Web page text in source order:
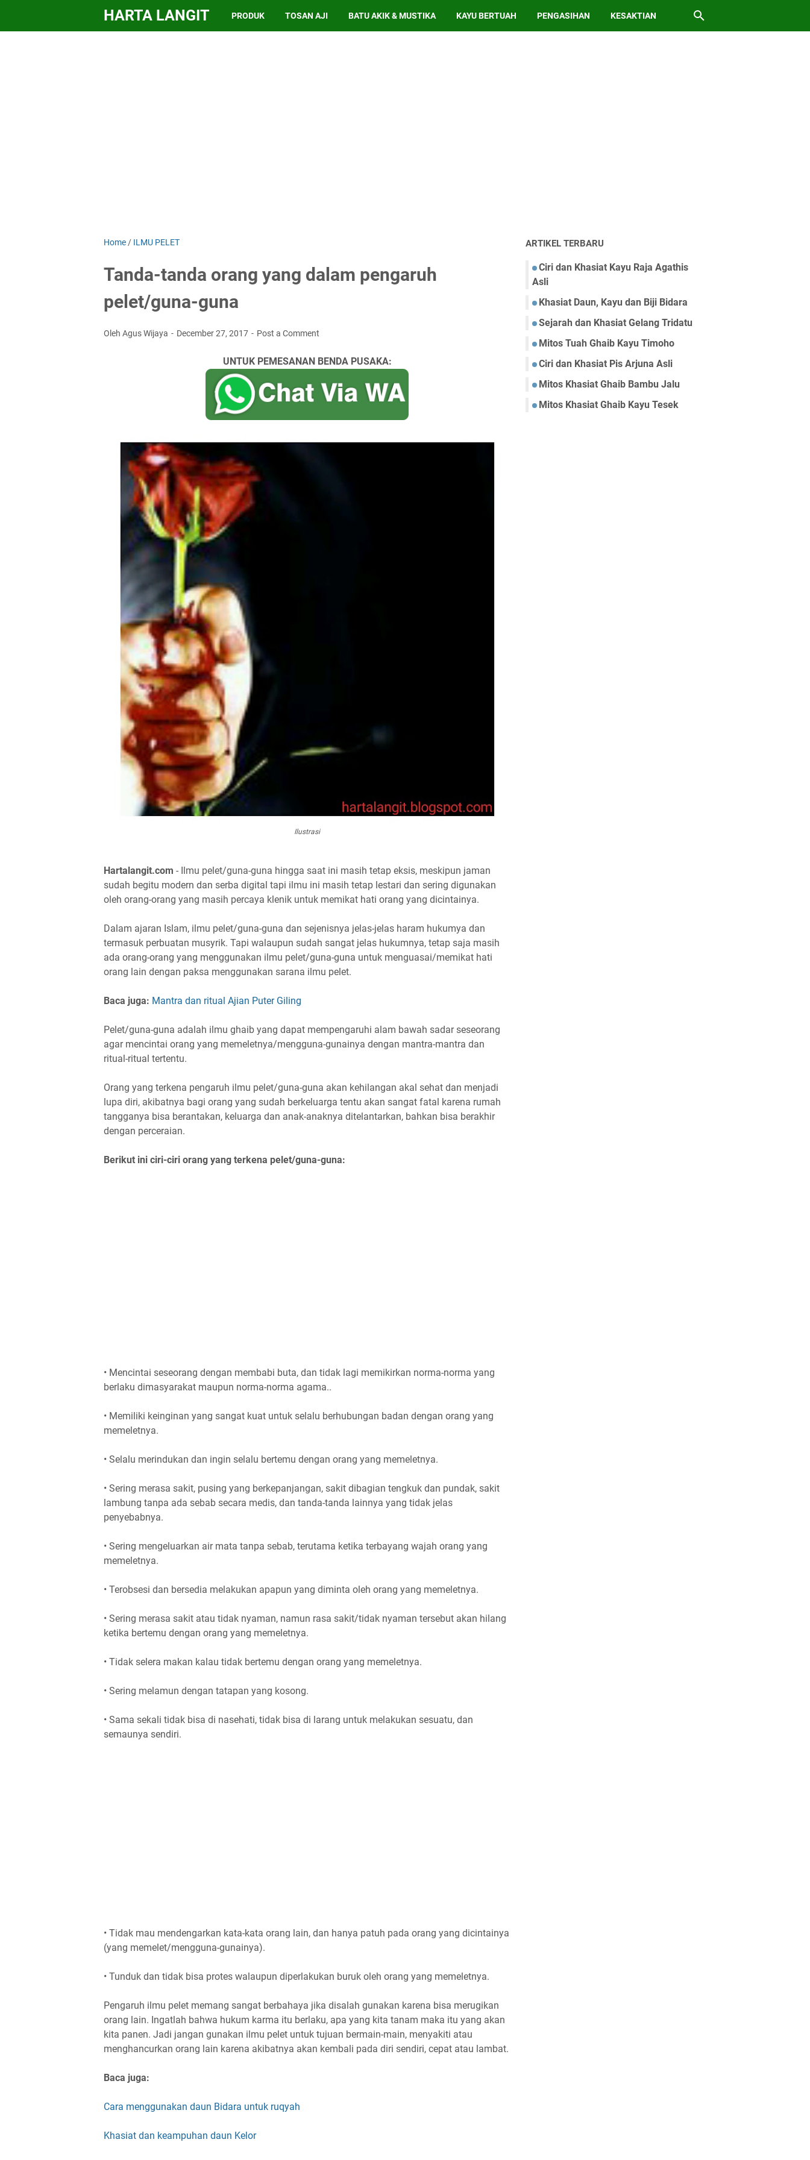
HARTA LANGIT PRODUK TOSAN AJI BATU AKIK & MUSTIKA KAYU BERTUAH PENGASIHAN KESAKTIAN
Home / ILMU PELET
Tanda-tanda orang yang dalam pengaruh
pelet/guna-guna
Oleh Agus Wijaya December 27, 2017 Post a Comment
UNTUK PEMESANAN BENDA PUSAKA:
Ilustrasi
Hartalangit.com - Ilmu pelet/guna-guna hingga saat ini masih tetap eksis, meskipun jaman
sudah begitu modern dan serba digital tapi ilmu ini masih tetap lestari dan sering digunakan
oleh orang-orang yang masih percaya klenik untuk memikat hati orang yang dicintainya.
Dalam ajaran Islam, ilmu pelet/guna-guna dan sejenisnya jelas-jelas haram hukumya dan
termasuk perbuatan musyrik. Tapi walaupun sudah sangat jelas hukumnya, tetap saja masih
ada orang-orang yang menggunakan ilmu pelet/guna-guna untuk menguasai/memikat hati
orang lain dengan paksa menggunakan sarana ilmu pelet.
Baca juga: Mantra dan ritual Ajian Puter Giling
Pelet/guna-guna adalah ilmu ghaib yang dapat mempengaruhi alam bawah sadar seseorang
agar mencintai orang yang memeletnya/mengguna-gunainya dengan mantra-mantra dan
ritual-ritual tertentu.
Orang yang terkena pengaruh ilmu pelet/guna-guna akan kehilangan akal sehat dan menjadi
lupa diri, akibatnya bagi orang yang sudah berkeluarga tentu akan sangat fatal karena rumah
tangganya bisa berantakan, keluarga dan anak-anaknya ditelantarkan, bahkan bisa berakhir
dengan perceraian.
Berikut ini ciri-ciri orang yang terkena pelet/guna-guna:
• Mencintai seseorang dengan membabi buta, dan tidak lagi memikirkan norma-norma yang
berlaku dimasyarakat maupun norma-norma agama..
• Memiliki keinginan yang sangat kuat untuk selalu berhubungan badan dengan orang yang
memeletnya.
• Selalu merindukan dan ingin selalu bertemu dengan orang yang memeletnya.
• Sering merasa sakit, pusing yang berkepanjangan, sakit dibagian tengkuk dan pundak, sakit
lambung tanpa ada sebab secara medis, dan tanda-tanda lainnya yang tidak jelas
penyebabnya.
• Sering mengeluarkan air mata tanpa sebab, terutama ketika terbayang wajah orang yang
memeletnya.
• Terobsesi dan bersedia melakukan apapun yang diminta oleh orang yang memeletnya.
• Sering merasa sakit atau tidak nyaman, namun rasa sakit/tidak nyaman tersebut akan hilang
ketika bertemu dengan orang yang memeletnya.
• Tidak selera makan kalau tidak bertemu dengan orang yang memeletnya.
• Sering melamun dengan tatapan yang kosong.
• Sama sekali tidak bisa di nasehati, tidak bisa di larang untuk melakukan sesuatu, dan
semaunya sendiri.
• Tidak mau mendengarkan kata-kata orang lain, dan hanya patuh pada orang yang dicintainya
(yang memelet/mengguna-gunainya).
• Tunduk dan tidak bisa protes walaupun diperlakukan buruk oleh orang yang memeletnya.
Pengaruh ilmu pelet memang sangat berbahaya jika disalah gunakan karena bisa merugikan
orang lain. Ingatlah bahwa hukum karma itu berlaku, apa yang kita tanam maka itu yang akan
kita panen. Jadi jangan gunakan ilmu pelet untuk tujuan bermain-main, menyakiti atau
menghancurkan orang lain karena akibatnya akan kembali pada diri sendiri, cepat atau lambat.
Baca juga:
Cara menggunakan daun Bidara untuk ruqyah
Khasiat dan keampuhan daun Kelor
ARTIKEL TERBARU
Ciri dan Khasiat Kayu Raja Agathis
Asli
Khasiat Daun, Kayu dan Biji Bidara
Sejarah dan Khasiat Gelang Tridatu
Mitos Tuah Ghaib Kayu Timoho
Ciri dan Khasiat Pis Arjuna Asli
Mitos Khasiat Ghaib Bambu Jalu
Mitos Khasiat Ghaib Kayu Tesek